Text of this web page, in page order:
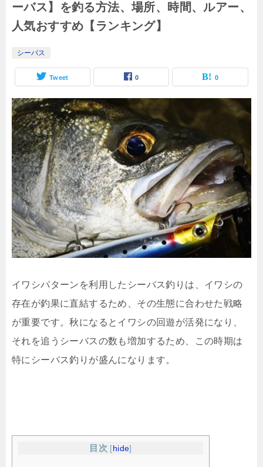
ーバス】を釣る方法、場所、時間、ルアー、
人気おすすめ【ランキング】
シーバス
Tweet 0 0
イワシパターンを利用したシーバス釣りは、イワシの
存在が釣果に直結するため、その生態に合わせた戦略
が重要です。秋になるとイワシの回遊が活発になり、
それを追うシーバスの数も増加するため、この時期は
特にシーバス釣りが盛んになります。
目次 [ hide]